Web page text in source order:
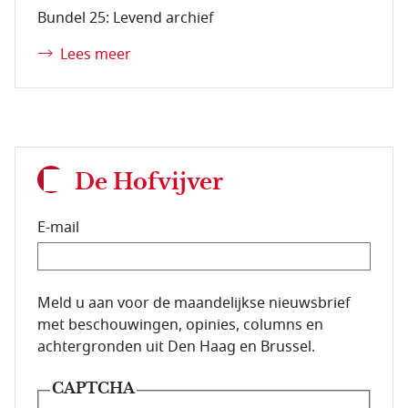
Bundel 25: Levend archief
Lees meer
De Hofvijver
E-mail
E-mailadres van de abonnee.
Meld u aan voor de maandelijkse nieuwsbrief
met beschouwingen, opinies, columns en
achtergronden uit Den Haag en Brussel.
CAPTCHA